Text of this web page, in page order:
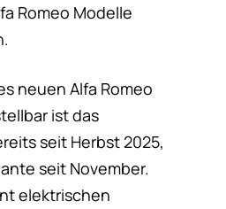
Romeo Modelle
neuen Alfa Romeo
ist das
seit Herbst 2025,
seit November.
elektrischen